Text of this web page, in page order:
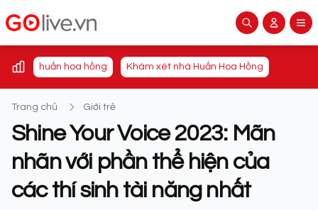
huấn hoa hồng Khám xét nhà Huấn Hoa Hồng
Trang chủ Giới trẻ
Shine Your Voice 2023: Mãn
nhãn với phần thể hiện của
các thí sinh tài năng nhất